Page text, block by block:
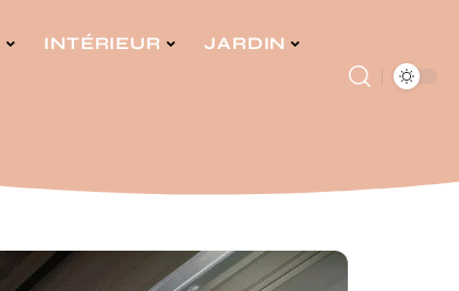
INTÉRIEUR JARDIN